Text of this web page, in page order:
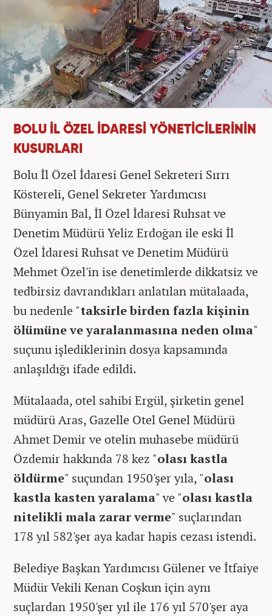
BOLU İL ÖZEL İDARESİ YÖNETİCİLERİNİN
KUSURLARI
Bolu İl Özel İdaresi Genel Sekreteri Sırrı
Köstereli, Genel Sekreter Yardımcısı
Bünyamin Bal, İl Özel İdaresi Ruhsat ve
Denetim Müdürü Yeliz Erdoğan ile eski İl
Özel İdaresi Ruhsat ve Denetim Müdürü
Mehmet Özel'in ise denetimlerde dikkatsiz ve
tedbirsiz davrandıkları anlatılan mütalaada,
bu nedenle "taksirle birden fazla kişinin
ölümüne ve yaralanmasına neden olma"
suçunu işlediklerinin dosya kapsamında
anlaşıldığı ifade edildi.
Mütalaada, otel sahibi Ergül, şirketin genel
müdürü Aras, Gazelle Otel Genel Müdürü
Ahmet Demir ve otelin muhasebe müdürü
Özdemir hakkında 78 kez "olası kastla
öldürme" suçundan 1950'şer yıla, "olası
kastla kasten yaralama" ve "olası kastla
nitelikli mala zarar verme" suçlarından
178 yıl 582'şer aya kadar hapis cezası istendi.
Belediye Başkan Yardımcısı Gülener ve İtfaiye
Müdür Vekili Kenan Coşkun için aynı
suçlardan 1950'şer yıl ile 176 yıl 570'şer aya